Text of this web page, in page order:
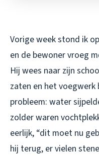
Vorige week stond ik
en de bewoner vroeg
Hij wees naar zijn
zaten en het
probleem: water
zolder waren
eerlijk, “dit moet nu
hij terug, er vielen